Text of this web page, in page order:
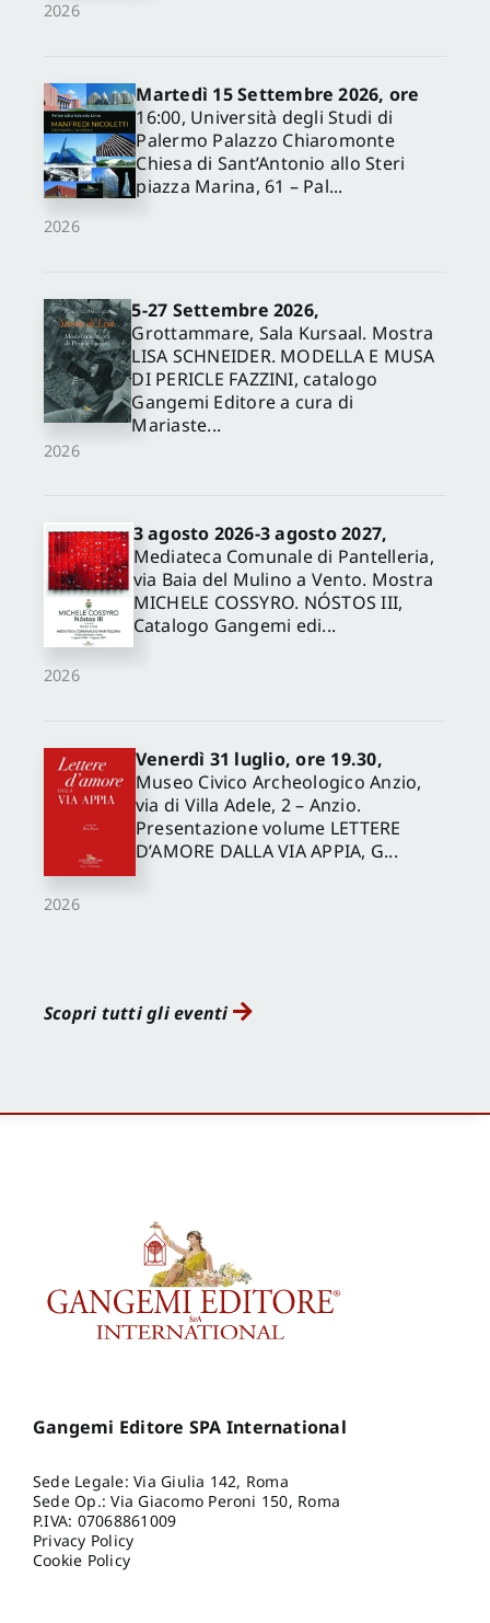
2026
2026
Martedì 15 Settembre 2026, ore
16:00, Università degli Studi di
Palermo Palazzo Chiaromonte
Chiesa di Sant’Antonio allo Steri
piazza Marina, 61 – Pal...
2026
5-27 Settembre 2026,
Grottammare, Sala Kursaal. Mostra
LISA SCHNEIDER. MODELLA E MUSA
DI PERICLE FAZZINI, catalogo
Gangemi Editore a cura di
Mariaste...
2026
3 agosto 2026-3 agosto 2027,
Mediateca Comunale di Pantelleria,
via Baia del Mulino a Vento. Mostra
MICHELE COSSYRO. NÓSTOS III,
Catalogo Gangemi edi...
2026
Venerdì 31 luglio, ore 19.30,
Museo Civico Archeologico Anzio,
via di Villa Adele, 2 – Anzio.
Presentazione volume LETTERE
D’AMORE DALLA VIA APPIA, G...
Scopri tutti gli eventi
Gangemi Editore SPA International
Sede Legale: Via Giulia 142, Roma
Sede Op.: Via Giacomo Peroni 150, Roma
P.IVA: 07068861009
Privacy Policy
Cookie Policy